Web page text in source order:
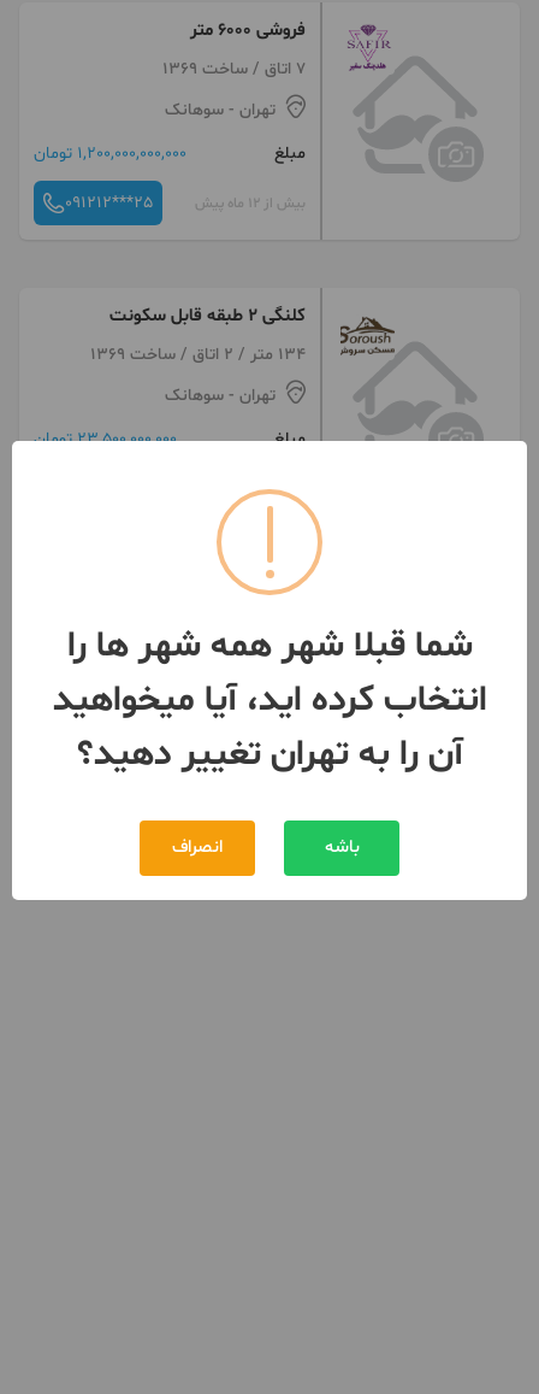
فروشی ۶۰۰۰ متر
7 اتاق / ساخت 1369
تهران - سوهانک
مبلغ
1,200,000,000,000 تومان
بیش از 12 ماه پیش 091212***25
کلنگی ۲ طبقه قابل سکونت
134 متر / 2 اتاق / ساخت 1369
تهران - سوهانک
مبلغ
23,500,000,000 تومان
بیش از 12 ماه پیش
شما قبلا شهر همه شهر ها را
انتخاب کرده اید، آیا میخواهید
آن را به تهران تغییر دهید؟
باشه انصراف